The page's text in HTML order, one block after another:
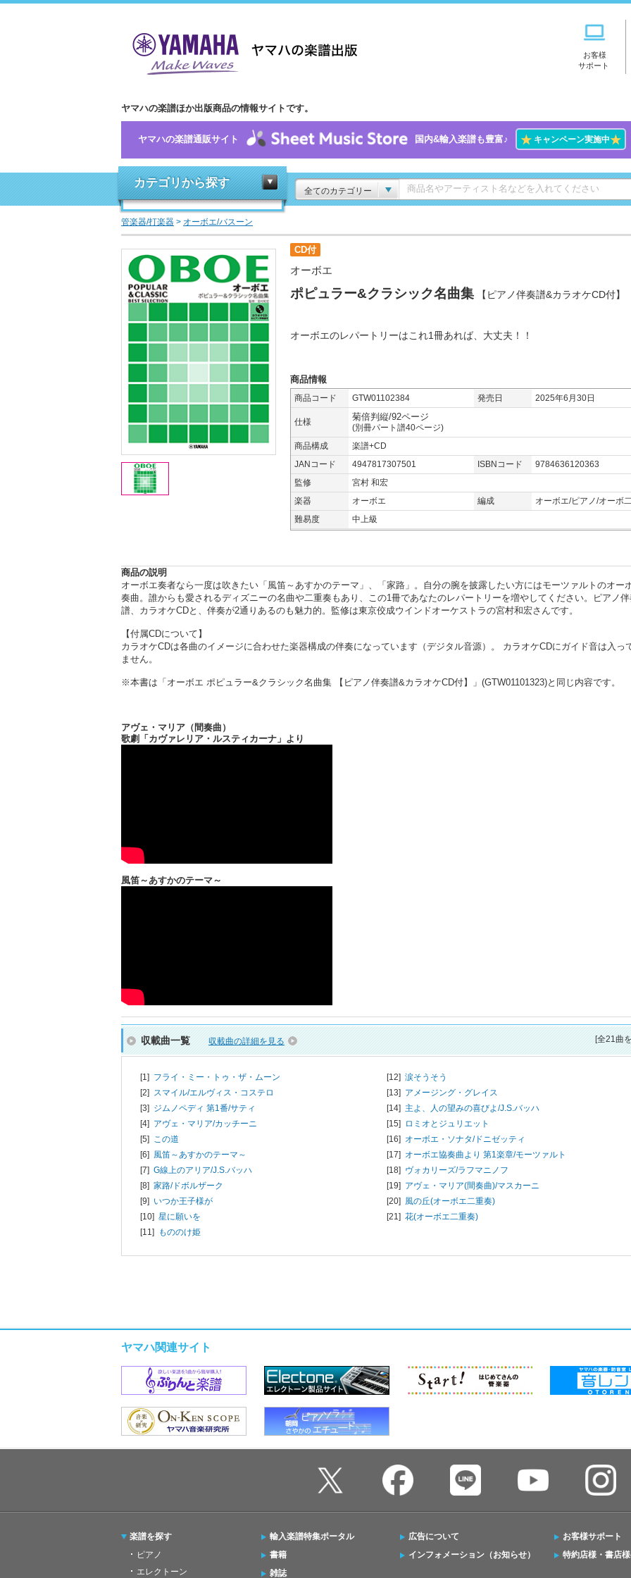
お客様
サポート
ヤマハの楽譜ほか出版商品の情報サイトです。
ヤマハの楽譜通販サイト 国内&輸入楽譜も豊富♪ ★キャンペーン実施中★
カテゴリから探す
全てのカテゴリー
管楽器/打楽器 > オーボエ/バスーン
CD付
オーボエ
ポピュラー&クラシック名曲集 【ピアノ伴奏譜&カラオケCD付】
オーボエのレパートリーはこれ1冊あれば、大丈夫！！
商品情報
商品コード GTW01102384 発売日 2025年6月30日
仕様 菊倍判縦/92ページ
(別冊パート譜40ページ)
商品構成
楽譜+CD
JANコード
4947817307501 ISBNコード
9784636120363
監修
宮村 和宏
楽器
オーボエ 編成
オーボエ/ピアノ/オーボ
難易度
中上級
商品の説明
オーボエ奏者なら一度は吹きたい「風笛～あすかのテーマ」、「家路」。自分の腕を披露したい方にはモーツァルトのオー
奏曲。誰からも愛されるディズニーの名曲や二重奏もあり、この1冊であなたのレパートリーを増やしてください。ピアノ
譜、カラオケCDと、伴奏が2通りあるのも魅力的。監修は東京佼成ウインドオーケストラの宮村和宏さんです。
【付属CDについて】
カラオケCDは各曲のイメージに合わせた楽器構成の伴奏になっています（デジタル音源）。 カラオケCDにガイド音は入っ
ません。
※本書は「オーボエ ポピュラー&クラシック名曲集 【ピアノ伴奏譜&カラオケCD付】」(GTW01101323)と同じ内容です。
アヴェ・マリア（間奏曲）
歌劇「カヴァレリア・ルスティカーナ」より
風笛～あすかのテーマ～
収載曲一覧 収載曲の詳細を見る [全21曲
[1] フライ・ミー・トゥ・ザ・ムーン
[2] スマイル/エルヴィス・コステロ
[3] ジムノペディ 第1番/サティ
[4] アヴェ・マリア/カッチーニ
[5] この道
[6] 風笛～あすかのテーマ～
[7] G線上のアリア/J.S.バッハ
[8] 家路/ドボルザーク
[9] いつか王子様が
[10] 星に願いを
[11] もののけ姫
[12] 涙そうそう
[13] アメージング・グレイス
[14] 主よ、人の望みの喜びよ/J.S.バッハ
[15] ロミオとジュリエット
[16] オーボエ・ソナタ/ドニゼッティ
[17] オーボエ協奏曲より 第1楽章/モーツァルト
[18] ヴォカリーズ/ラフマニノフ
[19] アヴェ・マリア(間奏曲)/マスカーニ
[20] 風の丘(オーボエ二重奏)
[21] 花(オーボエ二重奏)
ヤマハ関連サイト
楽譜を探す
ピアノ
エレクトーン
輸入楽譜特集ポータル
書籍
雑誌
広告について
インフォメーション（お知らせ）
お客様サポート
特約店様・書店